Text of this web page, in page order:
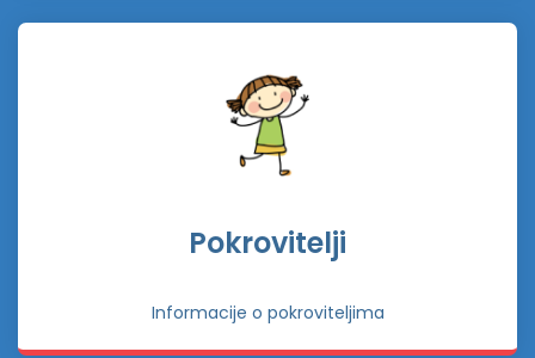
Pokrovitelji
Informacije o pokroviteljima